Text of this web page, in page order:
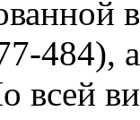
484),
всей